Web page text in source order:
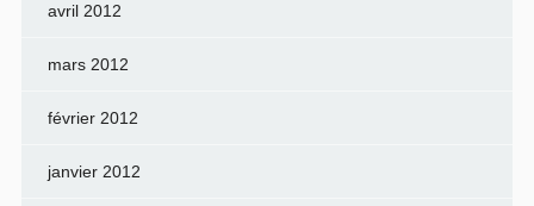
avril 2012
mars 2012
février 2012
janvier 2012